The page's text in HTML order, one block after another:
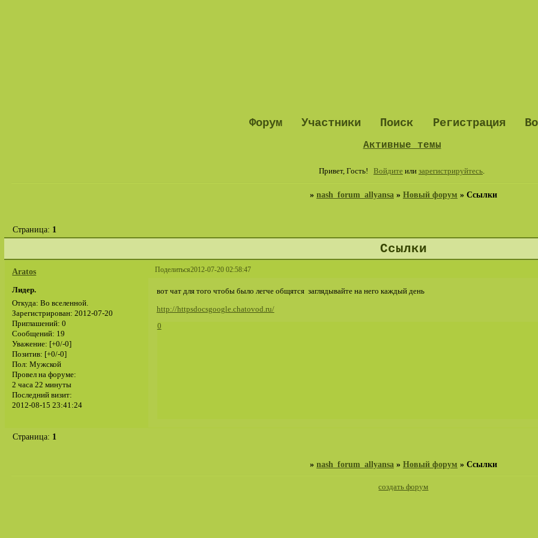
Форум Участники Поиск Регистрация
Активные темы
Привет, Гость! Войдитеили зарегистрируйтесь.
» nash_forum_allyansa » Новый форум » Ссылки
Ссылки
Страница: 1
Поделиться2012-07-20 02:58:47
Aratos
Лидер.
Откуда: Во вселенной.
Зарегистрирован: 2012-07-20
Приглашений: 0
Сообщений: 19
Уважение: [+0/-0]
Позитив: [+0/-0]
Пол: Мужской
Провел на форуме:
2 часа 22 минуты
Последний визит:
2012-08-15 23:41:24
вот чат для того чтобы было легче общятся заглядывайте на него каждый день
http://httpsdocsgoogle.chatovod.ru/
0
Страница: 1
» nash_forum_allyansa » Новый форум » Ссылки
создать форум